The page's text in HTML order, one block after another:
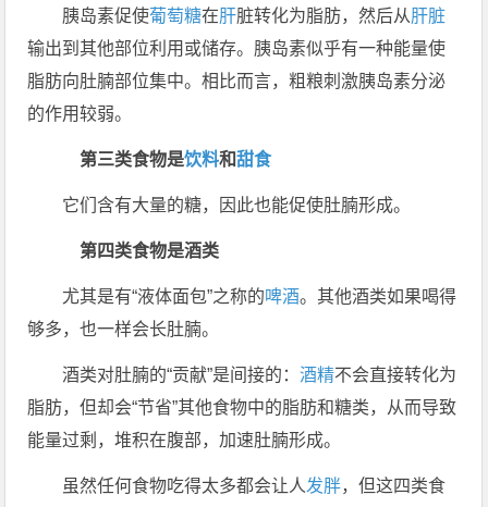
胰岛素促使葡萄糖在肝脏转化为脂肪，然后从肝脏
输出到其他部位利用或储存。胰岛素似乎有一种能量使
脂肪向肚腩部位集中。相比而言，粗粮刺激胰岛素分泌
的作用较弱。
第三类食物是饮料和甜食
它们含有大量的糖，因此也能促使肚腩形成。
第四类食物是酒类
尤其是有“液体面包”之称的啤酒。其他酒类如果喝得
够多，也一样会长肚腩。
酒类对肚腩的“贡献”是间接的：酒精不会直接转化为
脂肪，但却会“节省”其他食物中的脂肪和糖类，从而导致
能量过剩，堆积在腹部，加速肚腩形成。
虽然任何食物吃得太多都会让人发胖，但这四类食